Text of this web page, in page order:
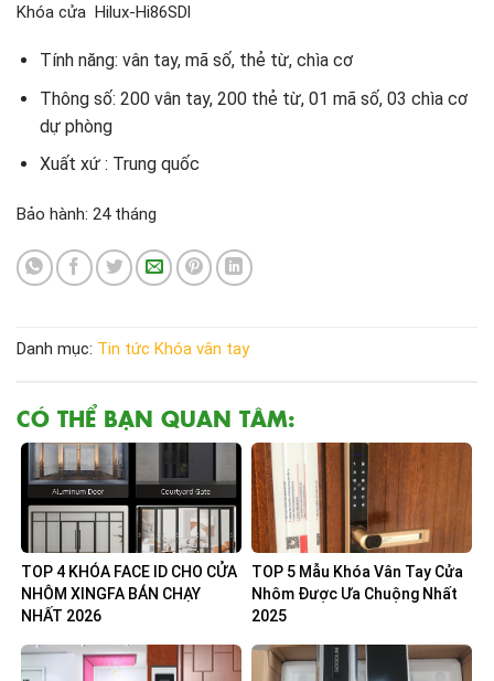
Khóa cửa Hilux-Hi86SDl
Tính năng: vân tay, mã số, thẻ từ, chìa cơ
Thông số: 200 vân tay, 200 thẻ từ, 01 mã số, 03 chìa cơ
dự phòng
Xuất xứ : Trung quốc
Bảo hành: 24 tháng
Danh mục: Tin tức Khóa vân tay
CÓ THỂ BẠN QUAN TÂM:
TOP 4 KHÓA FACE ID CHO CỬA
NHÔM XINGFA BÁN CHẠY
NHẤT 2026
TOP 5 Mẫu Khóa Vân Tay Cửa
Nhôm Được Ưa Chuộng Nhất
2025